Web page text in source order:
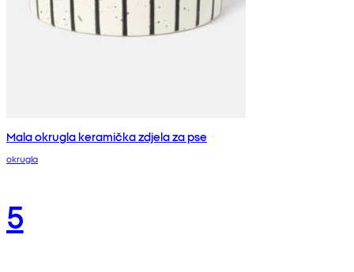
Mala okrugla keramička zdjela za pse
okrugla
5